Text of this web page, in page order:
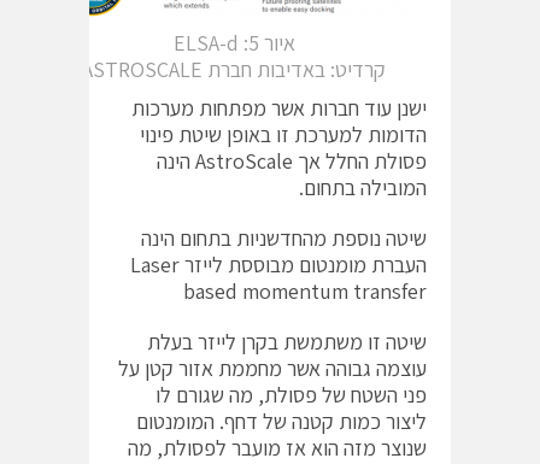
איור ELSA-d :5
קרדיט: באדיבות חברת ASTROSCALE
ישנן עוד חברות אשר מפתחות מערכות
הדומות למערכת זו באופן שיטת פינוי
פסולת החלל אך AstroScale הינה
המובילה בתחום.
שיטה נוספת מהחדשניות בתחום הינה
העברת מומנטום מבוססת לייזר Laser
based momentum transfer
שיטה זו משתמשת בקרן לייזר בעלת
עוצמה גבוהה אשר מחממת אזור קטן על
פני השטח של פסולת, מה שגורם לו
ליצור כמות קטנה של דחף. המומנטום
שנוצר מזה הוא אז מועבר לפסולת, מה